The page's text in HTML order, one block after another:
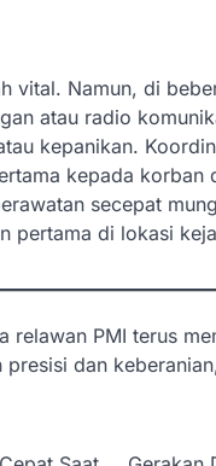
vital. Namun, di
atau radio
kepanikan.
kepada korban
secepat
pertama di lokasi
relawan PMI terus
dan